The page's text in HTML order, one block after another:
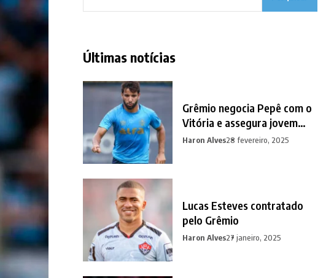
Últimas notícias
Grêmio negocia Pepê com o
Vitória e assegura jovem
promessa em contrapartida
Haron Alves28 fevereiro, 2025
Lucas Esteves contratado
pelo Grêmio
Haron Alves27 janeiro, 2025